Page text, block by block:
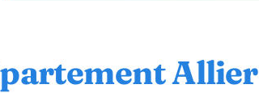
Allier